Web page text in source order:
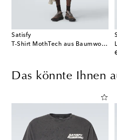
Satisfy
T-Shirt MothTech aus Baumwoll-Jersey
Das könnte Ihnen